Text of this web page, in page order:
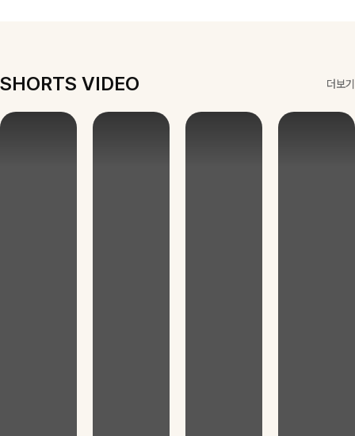
SHORTS VIDEO 더보기